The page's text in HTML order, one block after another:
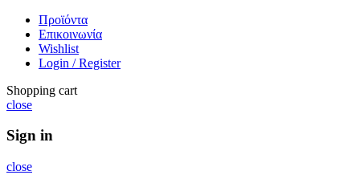
Προϊόντα
Επικοινωνία
Wishlist
Login / Register
Shopping cart
close
Sign in
close